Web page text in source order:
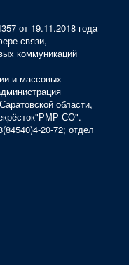
от 19.11.2018 года
связи,
коммуникаций
и массовых
области,
СО".
20-72; отдел